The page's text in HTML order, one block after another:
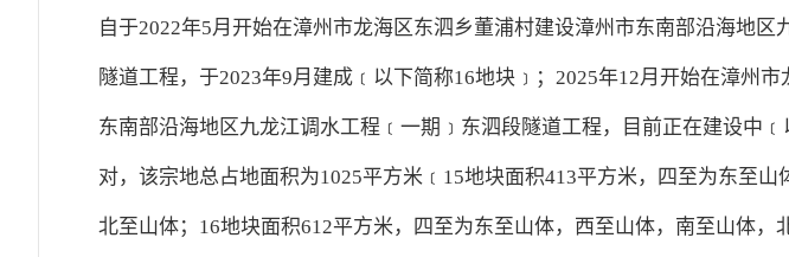
自于2022年5月开始在漳州市龙海区东泗乡董浦村建设漳州市东南部沿海地区
隧道工程，于2023年9月建成﹝以下简称16地块﹞；2025年12月开始在漳州
东南部沿海地区九龙江调水工程﹝一期﹞东泗段隧道工程，目前正在建设中
对，该宗地总占地面积为1025平方米﹝15地块面积413平方米，四至为东至山
北至山体；16地块面积612平方米，四至为东至山体，西至山体，南至山体，